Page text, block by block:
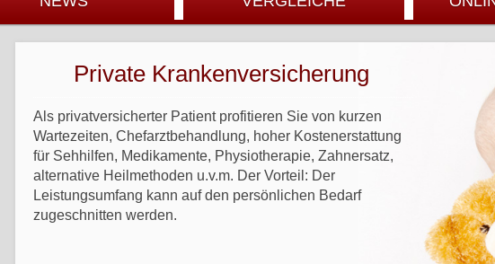
Private Krankenversicherung
Als privatversicherter Patient profitieren Sie von kurzen
Wartezeiten, Chefarztbehandlung, hoher Kostenerstattung
für Sehhilfen, Medikamente, Physiotherapie, Zahnersatz,
alternative Heilmethoden u.v.m. Der Vorteil: Der
Leistungsumfang kann auf den persönlichen Bedarf
zugeschnitten werden.